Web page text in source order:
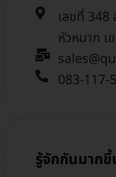
เลขที่
หัวหมาก เ
083-117-
รู้จักกันมากขึ้